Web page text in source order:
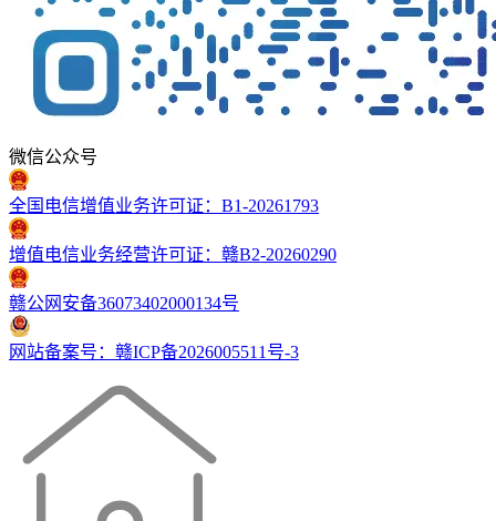
微信公众号
全国电信增值业务许可证：B1-20261793
增值电信业务经营许可证：赣B2-20260290
赣公网安备36073402000134号
网站备案号：赣ICP备2026005511号-3